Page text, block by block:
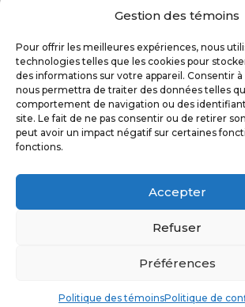
Gestion des témoins
Pour offrir les meilleures expériences, nous
technologies telles que les cookies pour
des informations sur votre appareil. Consentir
nous permettra de traiter des données telles
comportement de navigation ou des
site. Le fait de ne pas consentir ou de retirer
peut avoir un impact négatif sur certaines
fonctions.
Accepter
Refuser
Préférences
Politique des témoinsPolitique de
Saint-Georges, Qc
418-227-2025

réservés © Le Rappel